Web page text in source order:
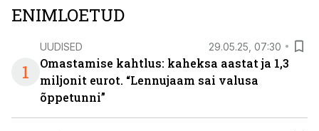
ENIMLOETUD
1
UUDISED 29.05.25, 07:30
Omastamise kahtlus: kaheksa aastat ja 1,3
miljonit eurot. “Lennujaam sai valusa
õppetunni”